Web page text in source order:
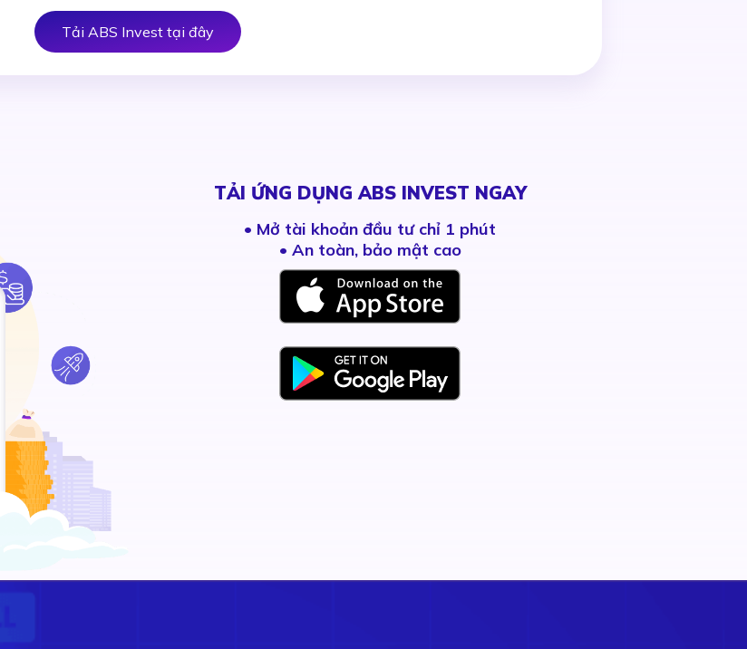
Tải ABS Invest tại đây
TẢI ỨNG DỤNG ABS INVEST NGAY
• Mở tài khoản đầu tư chỉ 1 phút
• An toàn, bảo mật cao